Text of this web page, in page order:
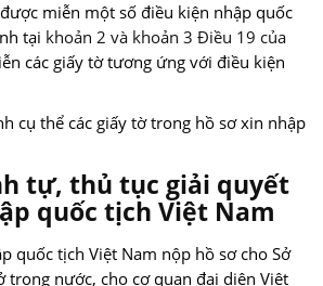
miễn một số điều kiện nhập quốc
tại khoản 2 và khoản 3 Điều 19 của
các giấy tờ tương ứng với điều kiện
cụ thể các giấy tờ trong hồ sơ xin nhập
tự, thủ tục giải quyết
quốc tịch Việt Nam
quốc tịch Việt Nam nộp hồ sơ cho Sở
trong nước, cho cơ quan đại diện Việt